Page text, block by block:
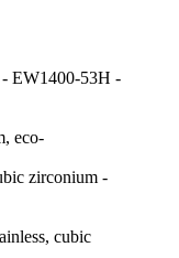
eco-
cubic